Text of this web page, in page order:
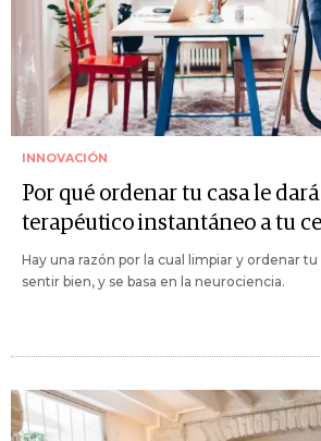
INNOVACIÓN
Por qué ordenar tu casa le
terapéutico instantáneo a tu
Hay una razón por la cual limpiar y ordenar
sentir bien, y se basa en la neurociencia.